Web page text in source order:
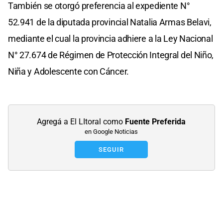
También se otorgó preferencia al expediente N°
52.941 de la diputada provincial Natalia Armas Belavi,
mediante el cual la provincia adhiere a la Ley Nacional
N° 27.674 de Régimen de Protección Integral del Niño,
Niña y Adolescente con Cáncer.
Agregá a El LItoral como Fuente Preferida
en Google Noticias
SEGUIR